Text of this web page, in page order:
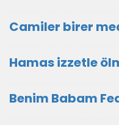
Camiler birer
Hamas izzetle
Benim Babam